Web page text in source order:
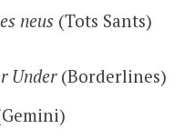
neus(Tots Sants)
Under(Borderlines)